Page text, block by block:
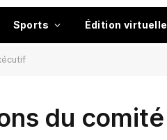
Sports Édition virtuelle
du comité